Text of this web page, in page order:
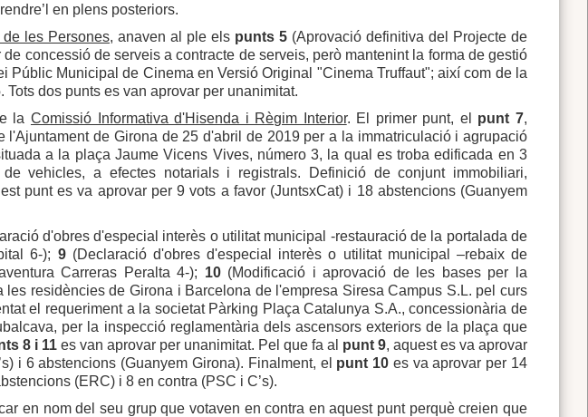
en plens posteriors.
les Persones, anaven al ple els punts 5 (Aprovació definitiva del Projecte de
concessió de serveis a contracte de serveis, però mantenint la forma de gestió
Públic Municipal de Cinema en Versió Original "Cinema Truffaut"; així com de la
. Tots dos punts es van aprovar per unanimitat.
la Comissió Informativa d'Hisenda i Règim Interior. El primer punt, el punt 7,
l'Ajuntament de Girona de 25 d'abril de 2019 per a la immatriculació i agrupació
a la plaça Jaume Vicens Vives, número 3, la qual es troba edificada en 3
vehicles, a efectes notarials i registrals. Definició de conjunt immobiliari,
punt es va aprovar per 9 vots a favor (JuntsxCat) i 18 abstencions (Guanyem
d'obres d'especial interès o utilitat municipal -restauració de la portalada de
6-); 9(Declaració d'obres d'especial interès o utilitat municipal –rebaix de
Carreras Peralta 4-); 10(Modificació i aprovació de les bases per la
residències de Girona i Barcelona de l'empresa Siresa Campus S.L. pel curs
el requeriment a la societat Pàrking Plaça Catalunya S.A., concessionària de
per la inspecció reglamentària dels ascensors exteriors de la plaça que
8 i 11 es van aprovar per unanimitat. Pel que fa al punt 9, aquest es va aprovar
i 6 abstencions (Guanyem Girona). Finalment, el punt 10 es va aprovar per 14
(ERC) i 8 en contra (PSC i C’s).
en nom del seu grup que votaven en contra en aquest punt perquè creien que